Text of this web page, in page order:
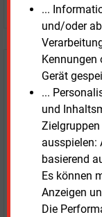
...
und/oder
Kennungen
Gerät
...
und
ausspielen:
basierend
Es können
Anzeigen
Die
Testen Sie
Zwei
Zugang auf
Prognose-
+ einmal
+ zwei
ohne